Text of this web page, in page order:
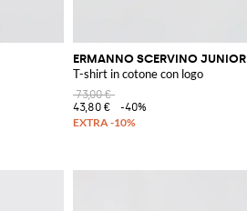
ERMANNO SCERVINO JUNIOR
T-shirt in cotone con logo
73,00 €
43,80 €
-40%